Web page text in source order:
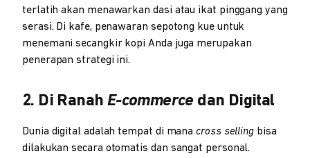
terlatih akan menawarkan dasi atau ikat pinggang yang
serasi. Di kafe, penawaran sepotong kue untuk
menemani secangkir kopi Anda juga merupakan
penerapan strategi ini.
2. Di Ranah E-commerce dan Digital
Dunia digital adalah tempat di manacross selling bisa
dilakukan secara otomatis dan sangat personal.